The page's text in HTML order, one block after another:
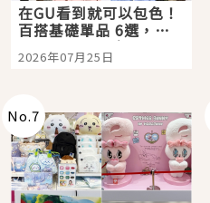
在GU看到就可以包色！
百搭基礎單品 6選，閉
眼全收也不心疼
2026年07月25日
No.7